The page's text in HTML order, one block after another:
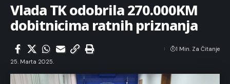
Vlada TK odobrila 270.000KM
dobitnicima ratnih priznanja
25. Marta 2025.
1 Min. Za Čitanje